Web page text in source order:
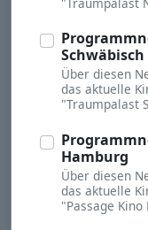
Über diesen
das aktuelle
"Traumpalast
Hamburg
Über diesen
das aktuelle
"Passage